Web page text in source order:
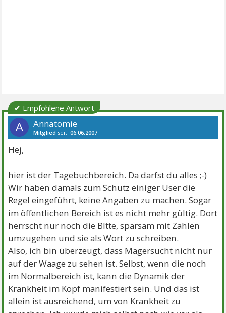
✔ Empfohlene Antwort
A Annatomie
Mitglied seit:06.06.2007
Hej,
hier ist der Tagebuchbereich. Da darfst du alles ;-)
Wir haben damals zum Schutz einiger User die
Regel eingeführt, keine Angaben zu machen. Sogar
im öffentlichen Bereich ist es nicht mehr gültig. Dort
herrscht nur noch die BItte, sparsam mit Zahlen
umzugehen und sie als Wort zu schreiben.
Also, ich bin überzeugt, dass Magersucht nicht nur
auf der Waage zu sehen ist. Selbst, wenn die noch
im Normalbereich ist, kann die Dynamik der
Krankheit im Kopf manifestiert sein. Und das ist
allein ist ausreichend, um von Krankheit zu